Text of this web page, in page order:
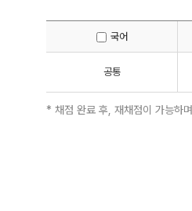
국어
공통
* 채점 완료 후, 재채점이 가능하